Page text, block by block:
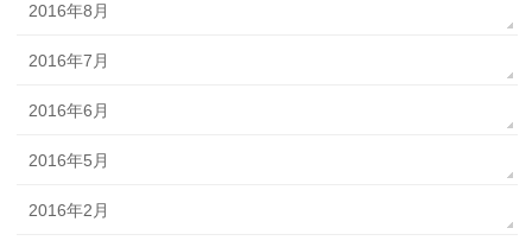
2016年8月
2016年7月
2016年6月
2016年5月
2016年2月